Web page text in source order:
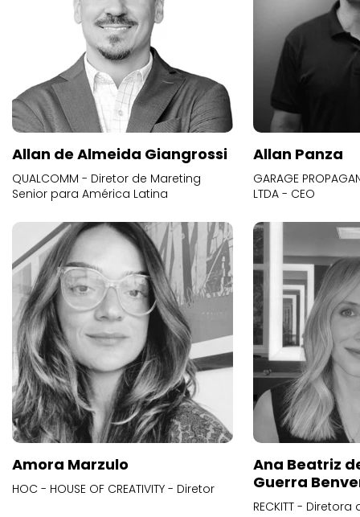
Allan de Almeida Giangrossi
QUALCOMM - Diretor de Mareting
Senior para América Latina
Allan Panza
GARAGE
LTDA - CEO
Amora Marzulo
HOC - HOUSE OF CREATIVITY - Diretor
Ana Beatriz
Guerra
RECKITT -